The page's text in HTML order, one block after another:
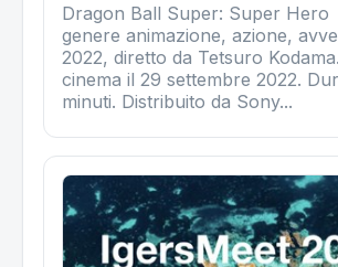
Dragon Ball Super: Super Hero
genere animazione, azione,
2022, diretto da Tetsuro
cinema il 29 settembre 2022.
minuti. Distribuito da Sony...